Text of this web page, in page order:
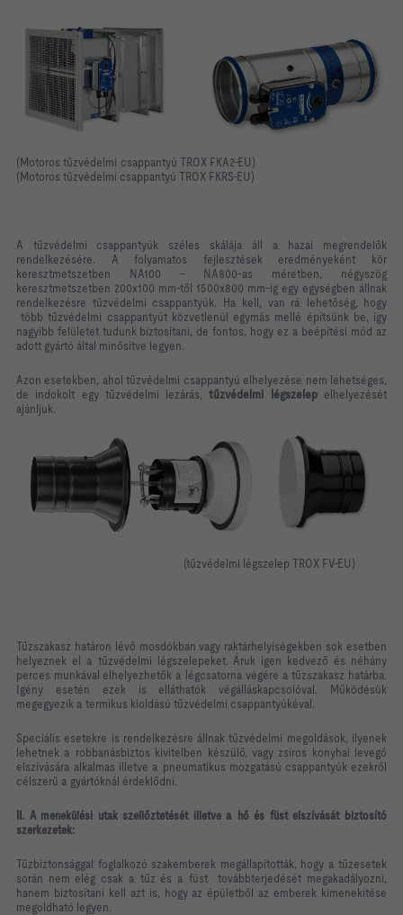
(Motoros tűzvédelmi csappantyú TROX FKA2-EU)
(Motoros tűzvédelmi csappantyú TROX FKRS-EU)
A tűzvédelmi csappantyúk széles skálája áll a hazai megrendelők
rendelkezésére. A folyamatos fejlesztések eredményeként kör
keresztmetszetben NA100 – NA800-as méretben, négyszög
keresztmetszetben 200x100 mm-től 1500x800 mm-ig egy egységben állnak
rendelkezésre tűzvédelmi csappantyúk. Ha kell, van rá lehetőség, hogy
több tűzvédelmi csappantyút közvetlenül egymás mellé építsünk be, így
nagyibb felületet tudunk biztosítani, de fontos, hogy ez a beépítési mód az
adott gyártó által minősítve legyen.
Azon esetekben, ahol tűzvédelmi csappantyú elhelyezése nem lehetséges,
de indokolt egy tűzvédelmi lezárás,tűzvédelmi légszelepelhelyezését
ajánljuk.
(tűzvédelmi légszelep TROX FV-EU)
Tűzszakasz határon lévő mosdókban vagy raktárhelyiségekben sok esetben
helyeznek el a tűzvédelmi légszelepeket. Áruk igen kedvező és néhány
perces munkával elhelyezhetők a légcsatorna végére a tűzszakasz határba.
Igény esetén ezek is elláthatók végálláskapcsolóval. Működésük
megegyezik a termikus kioldású tűzvédelmi csappantyúkéval.
Speciális esetekre is rendelkezésre állnak tűzvédelmi megoldások, ilyenek
lehetnek a robbanásbiztos kivitelben készülő, vagy zsíros konyhai levegő
elszívására alkalmas illetve a pneumatikus mozgatású csappantyúk ezekről
célszerű a gyártóknál érdeklődni.
II. A menekülési utak szellőztetését illetve a hő és füst elszívását biztosító
szerkezetek:
Tűzbiztonsággal foglalkozó szakemberek megállapították, hogy a tűzesetek
során nem elég csak a tűz és a füst
továbbterjedését megakadályozni,
hanem biztosítani kell azt is, hogy az épületből az emberek kimenekítése
megoldható legyen.